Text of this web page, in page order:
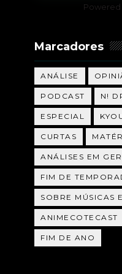
Powered
Marcadores
ANÁLISE
PODCAST N!
ESPECIAL
CURTAS
ANÁLISES EM
FIM DE
SOBRE MÚSICAS
ANIMECOTECAST
FIM DE ANO